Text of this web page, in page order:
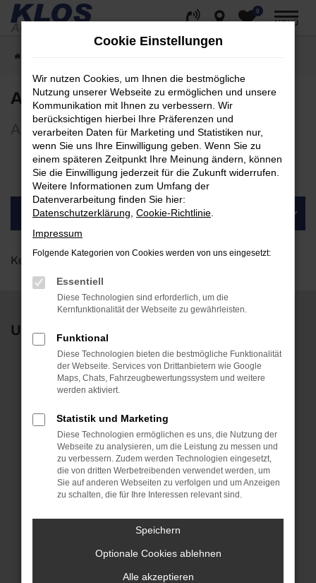
Zum
springen
0
MENÜ
Ansprechpartner
Alle Ihre Fragen sind uns wichtig
Wählen Sie Ihren Standort:
BITTE STANDORT AUSWÄHLEN
Kein Standort ausgewählt.
Unsere Top-Modelle
Fiat 500L
Fiat 500X
Fiat 500C
Fiat 500E
Fiat Doblo
Fiat Ducato
Jeep Compass
Jeep Wrangler
Abarth 595
Abarth 595C
Alfa Romeo Giulia
Alfa Romeo Stelvio
Cookie Einstellungen
Wir nutzen Cookies, um Ihnen die bestmögliche
Nutzung unserer Webseite zu ermöglichen und unsere
Kommunikation mit Ihnen zu verbessern. Wir
berücksichtigen hierbei Ihre Präferenzen und
verarbeiten Daten für Marketing und Statistiken nur,
wenn Sie uns Ihre Einwilligung geben. Wenn Sie zu
einem späteren Zeitpunkt Ihre Meinung ändern, können
Sie die Einwilligung jederzeit für die Zukunft widerrufen.
Weitere Informationen zum Umfang der
Datenverarbeitung finden Sie hier:
Datenschutzerklärung Cookie-Richtlinie
Impressum
Folgende Kategorien von Cookies werden von uns eingesetzt:
Essentiell
Diese Technologien sind erforderlich, um die
Kernfunktionalität der Webseite zu gewährleisten.
Funktional
Diese Technologien bieten die bestmögliche Funktionalität
der Webseite. Services von Drittanbietern wie Google
Maps, Chats, Fahrzeugbewertungssystem und weitere
werden aktiviert.
Statistik und Marketing
Diese Technologien ermöglichen es uns, die Nutzung der
Webseite zu analysieren, um die Leistung zu messen und
zu verbessern. Zudem werden Technologien eingesetzt,
die von dritten Werbetreibenden verwendet werden, um
Sie auf anderen Webseiten zu verfolgen und um Anzeigen
zu schalten, die für Ihre Interessen relevant sind.
Speichern
Optionale Cookies ablehnen
Alle akzeptieren